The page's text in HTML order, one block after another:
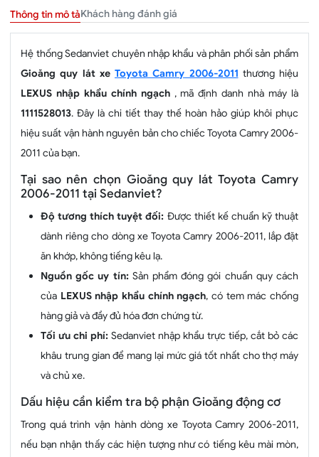
Thông tin mô tảKhách hàng đánh giá
Hệ thống Sedanviet chuyên nhập khẩu và phân phối sản phẩm
Gioăng quy lát xe Toyota Camry 2006-2011 thương hiệu
LEXUS nhập khẩu chính ngạch, mã định danh nhà máy là
1111528013. Đây là chi tiết thay thế hoàn hảo giúp khôi phục
hiệu suất vận hành nguyên bản cho chiếc Toyota Camry 2006-
2011 của bạn.
Tại sao nên chọn Gioăng quy lát Toyota Camry
2006-2011 tại Sedanviet?
Độ tương thích tuyệt đối: Được thiết kế chuẩn kỹ thuật
dành riêng cho dòng xe Toyota Camry 2006-2011, lắp đặt
ăn khớp, không tiếng kêu lạ.
Nguồn gốc uy tín: Sản phẩm đóng gói chuẩn quy cách
của LEXUS nhập khẩu chính ngạch, có tem mác chống
hàng giả và đầy đủ hóa đơn chứng từ.
Tối ưu chi phí: Sedanviet nhập khẩu trực tiếp, cắt bỏ các
khâu trung gian để mang lại mức giá tốt nhất cho thợ máy
và chủ xe.
Dấu hiệu cần kiểm tra bộ phận Gioăng động cơ
Trong quá trình vận hành dòng xe Toyota Camry 2006-2011,
nếu bạn nhận thấy các hiện tượng như có tiếng kêu mài mòn,